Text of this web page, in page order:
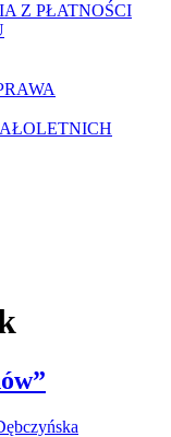
Z PŁATNOŚCI